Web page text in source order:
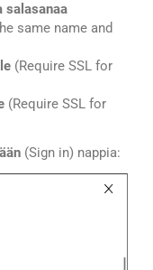
salasanaa
same name and
(Require SSL for
(Require SSL for
(Sign in) nappia: